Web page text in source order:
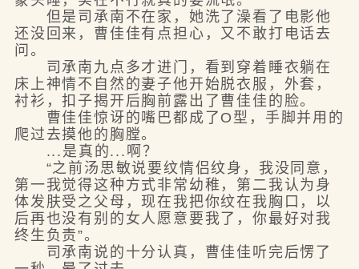
但是司承南不在家，她洗了澡看了电影他
还没回来，曹佳佳有点担心，又不敢打电话去
问。
司承南九点多才进门，看到穿着睡衣躺在
床上神情不自然的妻子他开始脱衣服，外套，
衬衫，扣子揭开后胸前露出了曹佳佳的脸。
曹佳佳惊讶的嘴巴都成了O型，手脚并用的
爬过去摸他的胸膛。
...是真的...啊？
“之前汤思敏说要纹情侣纹身，我没同意，
第一我觉得这种方式非常幼稚，第二我认为身
体发肤受之父母，现在我把你纹在我胸口，以
后再也没有别的女人愿意要我了，你最好对我
终生负责”。
司承南说的十分认真，曹佳佳听完后愣了